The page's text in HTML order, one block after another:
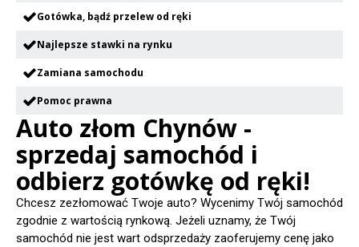
Gotówka, bądź przelew od ręki
Najlepsze stawki na rynku
Zamiana samochodu
Pomoc prawna
Auto złom Chynów -
sprzedaj samochód i
odbierz gotówkę od ręki!
Chcesz zezłomować Twoje auto? Wycenimy Twój samochód
zgodnie z wartością rynkową. Jeżeli uznamy, że Twój
samochód nie jest wart odsprzedaży zaoferujemy cenę jako